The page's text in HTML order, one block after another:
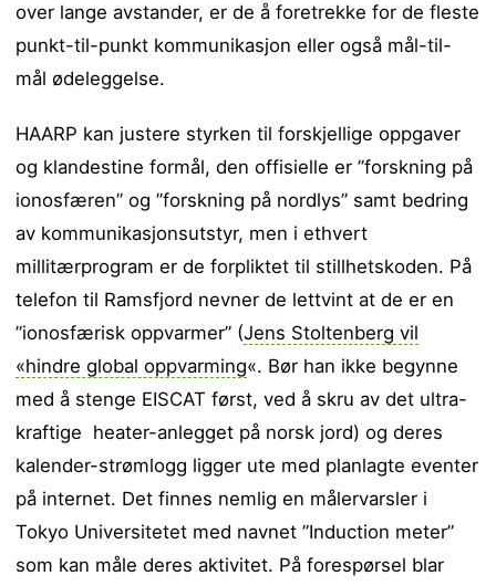
over lange avstander, er de å foretrekke for de fleste
punkt-til-punkt kommunikasjon eller også mål-til-
mål ødeleggelse.
HAARP kan justere styrken til forskjellige oppgaver
og klandestine formål, den offisielle er ”forskning på
ionosfæren” og ”forskning på nordlys” samt bedring
av kommunikasjonsutstyr, men i ethvert
millitærprogram er de forpliktet til stillhetskoden. På
telefon til Ramsfjord nevner de lettvint at de er en
”ionosfærisk oppvarmer” (Jens Stoltenberg vil
«hindre global oppvarming«. Bør han ikke begynne
med å stenge EISCAT først, ved å skru av det ultra-
kraftige heater-anlegget på norsk jord) og deres
kalender-strømlogg ligger ute med planlagte eventer
på internet. Det finnes nemlig en målervarsler i
Tokyo Universitetet med navnet ”Induction meter”
som kan måle deres aktivitet. På forespørsel blar